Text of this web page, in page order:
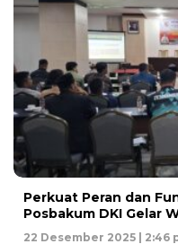
Perkuat Peran dan
Posbakum DKI Gelar
22 Desember 2025 | 2:46